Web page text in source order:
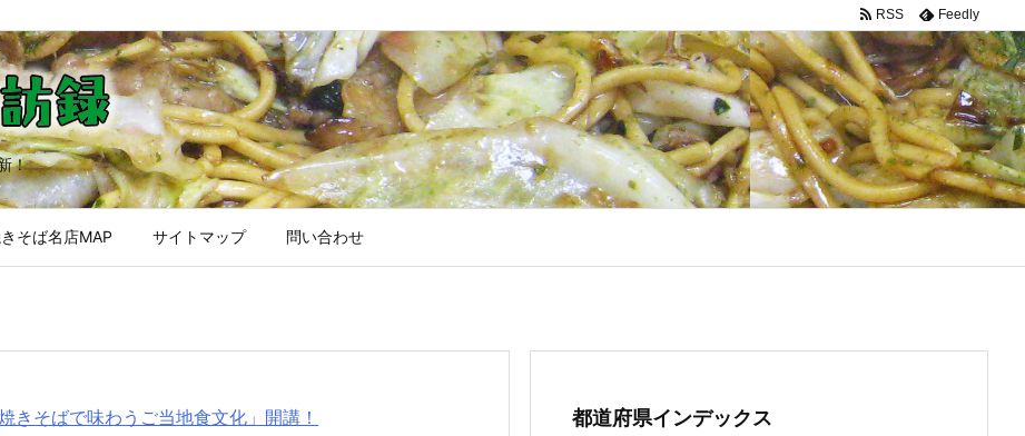
！
そば名店MAP サイトマップ 問い合わせ
RSS Feedly
きそばで味わうご当地食文化」開講！
都道府県インデックス